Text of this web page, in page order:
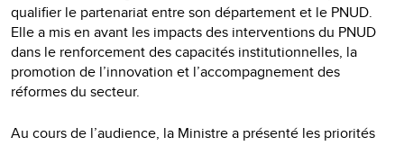
qualifier le partenariat entre son département et le PNUD.
Elle a mis en avant les impacts des interventions du PNUD
dans le renforcement des capacités institutionnelles, la
promotion de l’innovation et l’accompagnement des
réformes du secteur.
Au cours de l’audience, la Ministre a présenté les priorités